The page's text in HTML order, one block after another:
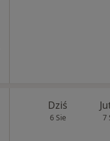
Dziś
6 Sie 7